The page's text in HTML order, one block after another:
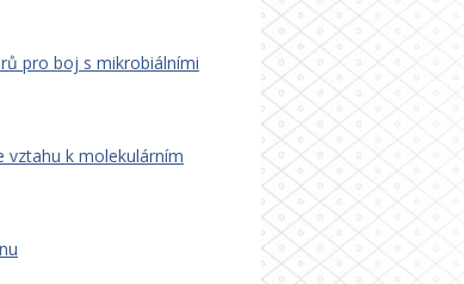
pro boj s mikrobiálními
vztahu k molekulárním